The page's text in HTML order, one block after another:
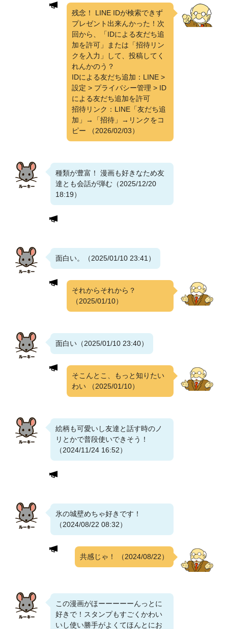
残念！ LINE IDが検索できず
プレゼント出来んかった！次
回から、「IDによる友だち追
加を許可」または「招待リン
クを入力」して、投稿してく
れんかのう？
IDによる友だち追加：LINE >
設定 > プライバシー管理 > ID
による友だち追加を許可
招待リンク：LINE「友だち追
加」→「招待」→リンクをコ
ピー （2026/02/03）
種類が豊富！ 漫画も好きなため友
達とも会話が弾む（2025/12/20
18:19）
面白い。（2025/01/10 23:41）
それからそれから？
（2025/01/10）
面白い（2025/01/10 23:40）
そこんとこ、もっと知りたい
わい （2025/01/10）
絵柄も可愛いし友達と話す時のノ
リとかで普段使いできそう！
（2024/11/24 16:52）
氷の城壁めちゃ好きです！
（2024/08/22 08:32）
共感じゃ！ （2024/08/22）
この漫画がほーーーーーんっとに
好きで！スタンプもすごくかわい
いし使い勝手がよくてほんとにお